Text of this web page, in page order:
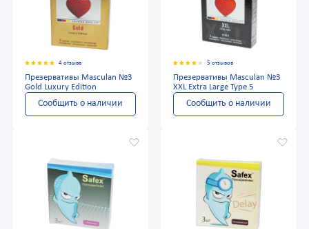
4 отзыва
Презервативы Masculan №3
Gold Luxury Edition
Сообщить о наличии
5 отзывов
Презервативы Masculan №3
XXL Extra Large Type 5
Сообщить о наличии